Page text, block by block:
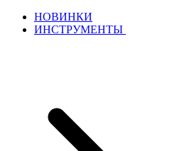
НОВИНКИ
ИНСТРУМЕНТЫ